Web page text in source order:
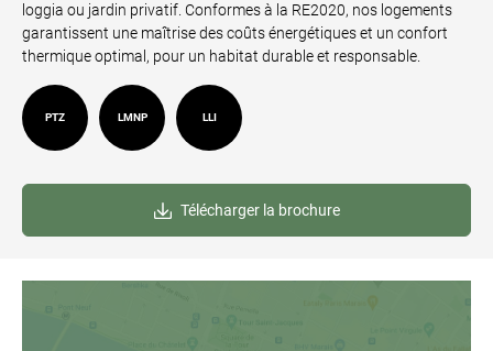
loggia ou jardin privatif. Conformes à la RE2020, nos logements
garantissent une maîtrise des coûts énergétiques et un confort
thermique optimal, pour un habitat durable et responsable.
PTZ LMNP LLI
Télécharger la brochure